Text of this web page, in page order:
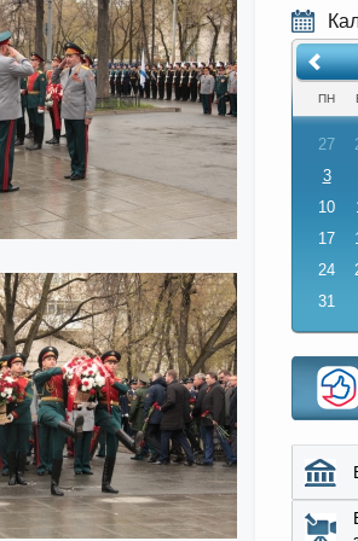
ПН
27
3
10
17
24
31
Интернет приемная